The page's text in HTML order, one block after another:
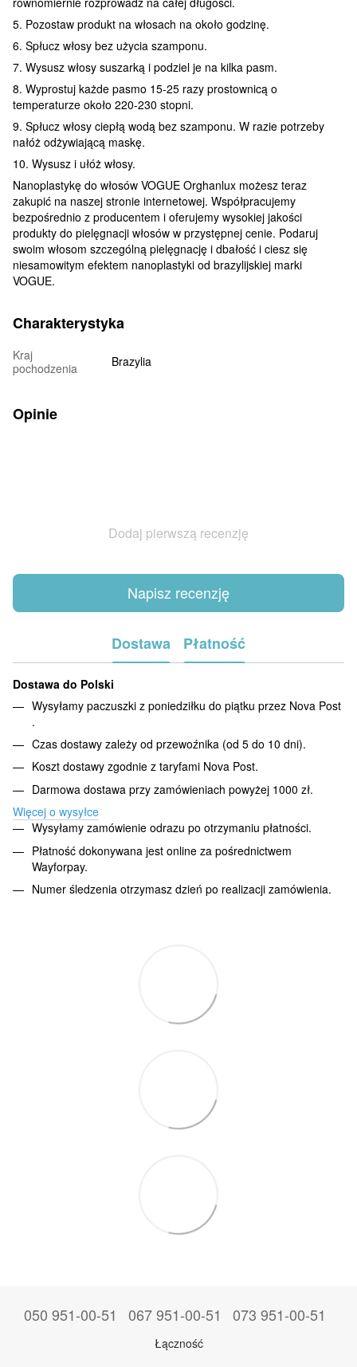
5. Pozostaw produkt na włosach na około godzinę.
6. Spłucz włosy bez użycia szamponu.
7. Wysusz włosy suszarką i podziel je na kilka pasm.
8. Wyprostuj każde pasmo 15-25 razy prostownicą o
temperaturze około 220-230 stopni.
9. Spłucz włosy ciepłą wodą bez szamponu. W razie potrzeby
nałóż odżywiającą maskę.
10. Wysusz i ułóż włosy.
Nanoplastykę do włosów VOGUE Orghanlux możesz teraz
zakupić na naszej stronie internetowej. Współpracujemy
bezpośrednio z producentem i oferujemy wysokiej jakości
produkty do pielęgnacji włosów w przystępnej cenie. Podaruj
swoim włosom szczególną pielęgnację i dbałość i ciesz się
niesamowitym efektem nanoplastyki od brazylijskiej marki
VOGUE.
Charakterystyka
Kraj
pochodzenia
Brazylia
Opinie
Dodaj pierwszą recenzję
Napisz recenzję
Dostawa Płatność
Dostawa do Polski
Wysyłamy paczuszki z poniedziłku do piątku przez Nova Post
.
Czas dostawy zależy od przewoźnika (od 5 do 10 dni).
Koszt dostawy zgodnie z taryfami Nova Post.
Darmowa dostawa przy zamówieniach powyżej 1000 zł.
Więcej o wysyłce
Wysyłamy zamówienie odrazu po otrzymaniu płatności.
Płatność dokonywana jest online za pośrednictwem
Wayforpay.
Numer śledzenia otrzymasz dzień po realizacji zamówienia.
050 951-00-51 067 951-00-51 073 951-00-51
Łączność